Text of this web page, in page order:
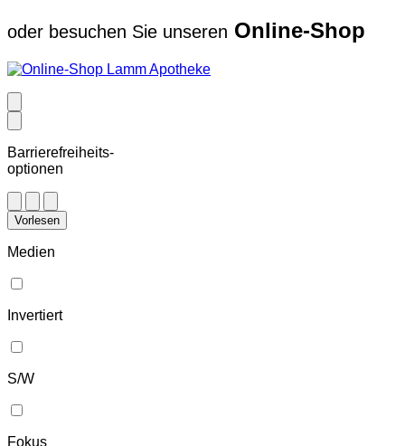
oder besuchen Sie unseren Online-Shop
Barrierefreiheits-
optionen
Vorlesen
Medien
Invertiert
S/W
Fokus